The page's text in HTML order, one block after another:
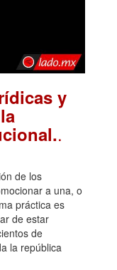
y
.
de los
a una, o
práctica es
de estar
de
la república